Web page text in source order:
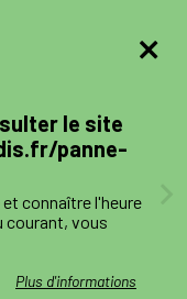
le site
panne-
Plus d'informations
connaître l'heure
courant, vous
et-
Enedis à mes
être rétablie à